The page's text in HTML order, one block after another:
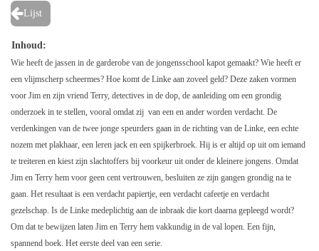
Lijst
Inhoud:
Wie heeft de jassen in de garderobe van de jongensschool kapot gemaakt? Wie heeft er
een vlijmscherp scheermes? Hoe komt de Linke aan zoveel geld? Deze zaken vormen
voor Jim en zijn vriend Terry, detectives in de dop, de aanleiding om een grondig
onderzoek in te stellen, vooral omdat zij van een en ander worden verdacht. De
verdenkingen van de twee jonge speurders gaan in de richting van de Linke, een echte
nozem met plakhaar, een leren jack en een spijkerbroek. Hij is er altijd op uit om iemand
te treiteren en kiest zijn slachtoffers bij voorkeur uit onder de kleinere jongens. Omdat
Jim en Terry hem voor geen cent vertrouwen, besluiten ze zijn gangen grondig na te
gaan. Het resultaat is een verdacht papiertje, een verdacht cafeetje en verdacht
gezelschap. Is de Linke medeplichtig aan de inbraak die kort daarna gepleegd wordt?
Om dat te bewijzen laten Jim en Terry hem vakkundig in de val lopen. Een fijn,
spannend boek. Het eerste deel van een serie.